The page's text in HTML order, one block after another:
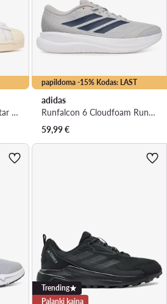
Laisvalaikio batai · Superstar · Balta
papildoma -15% Kodas: LAST
adidas
Runfalcon 6 Cloudfoam Running Shoes IH9527 · Bėgimo batai
59,99€
Trending
Palanki kaina